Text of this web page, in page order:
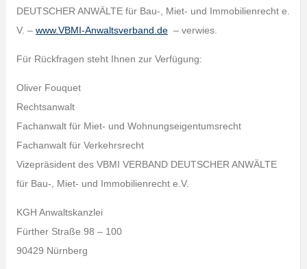
DEUTSCHER ANWÄLTE für Bau-, Miet- und Immobilienrecht e.
V. – www.VBMI-Anwaltsverband.de– verwies.
Für Rückfragen steht Ihnen zur Verfügung:
Oliver Fouquet
Rechtsanwalt
Fachanwalt für Miet- und Wohnungseigentumsrecht
Fachanwalt für Verkehrsrecht
Vizepräsident des VBMI VERBAND DEUTSCHER ANWÄLTE
für Bau-, Miet- und Immobilienrecht e.V.
KGH Anwaltskanzlei
Fürther Straße 98 – 100
90429 Nürnberg